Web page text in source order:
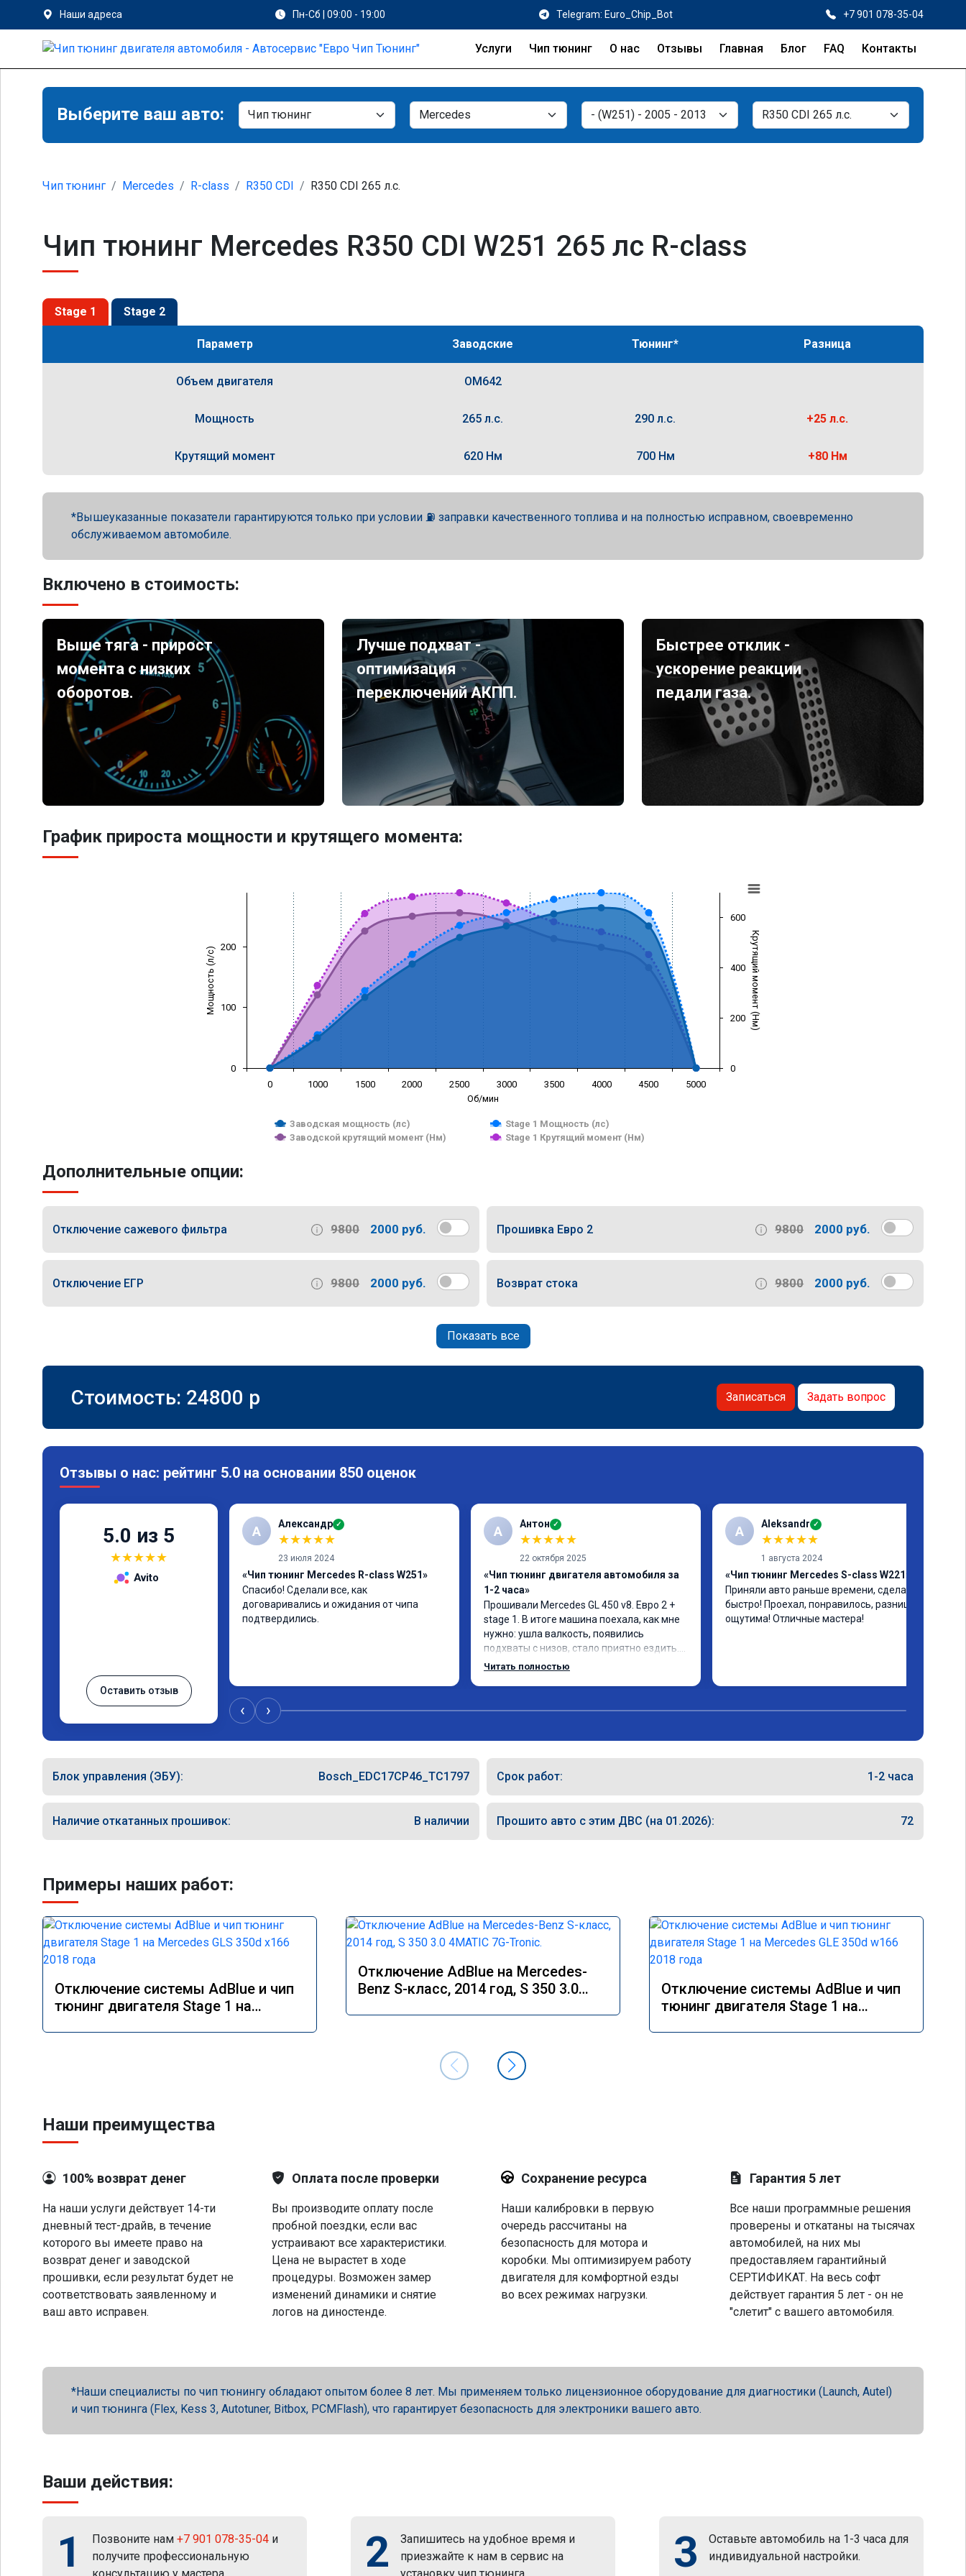
Наши адреса Пн-Сб | 09:00 - 19:00 Telegram: Euro_Chip_Bot +7 901 078-35-04
Услуги Чип тюнинг О нас Отзывы Главная Блог FAQ Контакты
Выберите ваш авто:
Чип тюнинг Mercedes R-class R350 CDI R350 CDI 265 л.с.
Чип тюнинг Mercedes R350 CDI W251 265 лс R-class
Stage 1 Stage 2
Параметр Заводские Тюнинг* Разница
Объем двигателя OM642
Мощность 265 л.с. 290 л.с. +25 л.с.
Крутящий момент 620 Нм 700 Нм +80 Нм
Вышеуказанные показатели гарантируются только при условии ⛽ заправки качественного топлива и на полностью исправном, своевременно
обслуживаемом автомобиле.
Включено в стоимость:
Выше тяга - прирост
момента с низких
оборотов.
Лучше подхват -
оптимизация
переключений АКПП.
Быстрее отклик -
ускорение реакции
педали газа.
График прироста мощности и крутящего момента:
Об/мин
Мощность (л/с) Крутящий момент (Нм)
Заводская мощность (лс)
Stage 1 Мощность (лс)
Заводской крутящий момент (Нм)
Stage 1 Крутящий момент (Нм)
0 1000 1500 2000 2500 3000 3500 4000 4500 5000
0
100
200
0
200
400
600
Дополнительные опции:
Отключение сажевого фильтра 9800 2000 руб. Прошивка Евро 2 9800 2000 руб.
Отключение ЕГР 9800 2000 руб. Возврат стока 9800 2000 руб.
Показать все
Стоимость: 24800 p Записаться Задать вопрос
Отзывы о нас: рейтинг 5.0 на основании 850 оценок
5.0 из 5
★★★★★
Avito
Оставить отзыв
А Александр ✓
★★★★★
23 июля 2024
«Чип тюнинг Mercedes R-class W251»
Спасибо! Сделали все, как
договаривались и ожидания от чипа
подтвердились.
А Антон ✓
★★★★★
22 октября 2025
«Чип тюнинг двигателя автомобиля за
1-2 часа»
Прошивали Mercedes GL 450 v8. Евро 2 +
stage 1. В итоге машина поехала, как мне
нужно: ушла валкость, появились
подхваты с низов, стало приятно ездить.
Одни из лучших трат, в авто! 🔥
Читать полностью
A Aleksandr ✓
★★★★★
1 августа 2024
«Чип тюнинг Mercedes S-class W221»
Приняли авто раньше времени, сделали
быстро! Проехал, понравилось, разница
ощутима! Отличные мастера!
‹ ›
Блок управления (ЭБУ): Bosch_EDC17CP46_TC1797 Срок работ: 1-2 часа
Наличие откатанных прошивок: В наличии Прошито авто с этим ДВС (на 01.2026): 72
Примеры наших работ:
Отключение системы AdBlue и чип
тюнинг двигателя Stage 1 на
Отключение AdBlue на Mercedes-
Benz S-класс, 2014 год, S 350 3.0
Отключение системы AdBlue и чип
тюнинг двигателя Stage 1 на
Наши преимущества
100% возврат денег
На наши услуги действует 14-ти
дневный тест-драйв, в течение
которого вы имеете право на
возврат денег и заводской
прошивки, если результат будет не
соответствовать заявленному и
ваш авто исправен.
Оплата после проверки
Вы производите оплату после
пробной поездки, если вас
устраивают все характеристики.
Цена не вырастет в ходе
процедуры. Возможен замер
изменений динамики и снятие
логов на диностенде.
Сохранение ресурса
Наши калибровки в первую
очередь рассчитаны на
безопасность для мотора и
коробки. Мы оптимизируем работу
двигателя для комфортной езды
во всех режимах нагрузки.
Гарантия 5 лет
Все наши программные решения
проверены и откатаны на тысячах
автомобилей, на них мы
предоставляем гарантийный
СЕРТИФИКАТ. На весь софт
действует гарантия 5 лет - он не
"слетит" с вашего автомобиля.
Наши специалисты по чип тюнингу обладают опытом более 8 лет. Мы применяем только лицензионное оборудование для диагностики (Launch, Autel)
и чип тюнинга (Flex, Kess 3, Autotuner, Bitbox, PCMFlash), что гарантирует безопасность для электроники вашего авто.
Ваши действия:
1 Позвоните нам +7 901 078-35-04 и
получите профессиональную
2
Запишитесь на удобное время и
приезжайте к нам в сервис на
3
Оставьте автомобиль на 1-3 часа для
индивидуальной настройки.